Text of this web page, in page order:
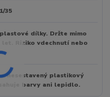
1/35
dílky. Držte mimo
Riziko vdechnutí nebo
a nesestavený plastikový
barvy ani lepidlo.